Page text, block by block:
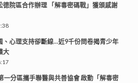
德院區合作辦理 「解毒密碼戰」獲頒感謝
、心理支持卻斷線…近9千份問卷揭青少年
大
一分區攜手聯醫與共善協會 啟動「解毒密